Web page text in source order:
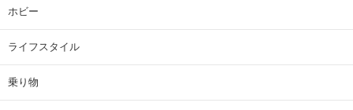
ホビー
ライフスタイル
乗り物